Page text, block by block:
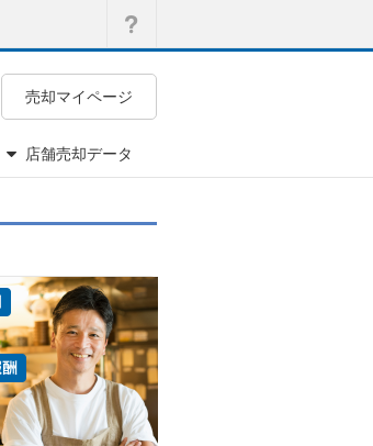
売却マイページ
店舗売却データ